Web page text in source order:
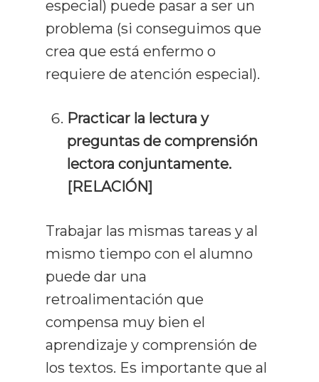
especial) puede pasar a ser un
problema (si conseguimos que
crea que está enfermo o
requiere de atención especial).
Practicar la lectura y
preguntas de comprensión
lectora conjuntamente.
[RELACIÓN]
Trabajar las mismas tareas y al
mismo tiempo con el alumno
puede dar una
retroalimentación que
compensa muy bien el
aprendizaje y comprensión de
los textos. Es importante que al